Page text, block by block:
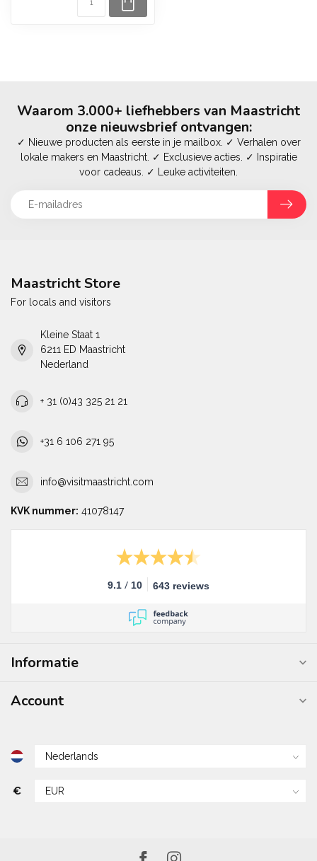
Waarom 3.000+ liefhebbers van Maastricht
onze nieuwsbrief ontvangen:
✓ Nieuwe producten als eerste in je mailbox. ✓ Verhalen over
lokale makers en Maastricht. ✓ Exclusieve acties. ✓ Inspiratie
voor cadeaus. ✓ Leuke activiteiten.
Maastricht Store
For locals and visitors
Kleine Staat 1
6211 ED Maastricht
Nederland
+ 31 (0)43 325 21 21
+31 6 106 271 95
info@visitmaastricht.com
KVK nummer: 41078147
9.1 / 10 643 reviews
Informatie
Account
€